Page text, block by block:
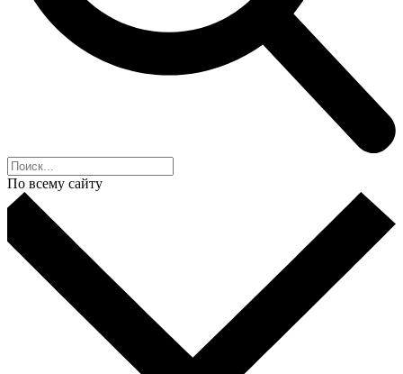
По всему сайту